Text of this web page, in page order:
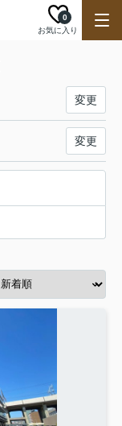
お気に入り
0
変更
変更